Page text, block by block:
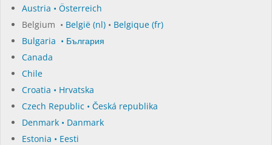
Austria • Österreich
Belgium • België (nl) • Belgique (fr)
Bulgaria • България
Canada
Chile
Croatia • Hrvatska
Czech Republic • Česká republika
Denmark • Danmark
Estonia • Eesti